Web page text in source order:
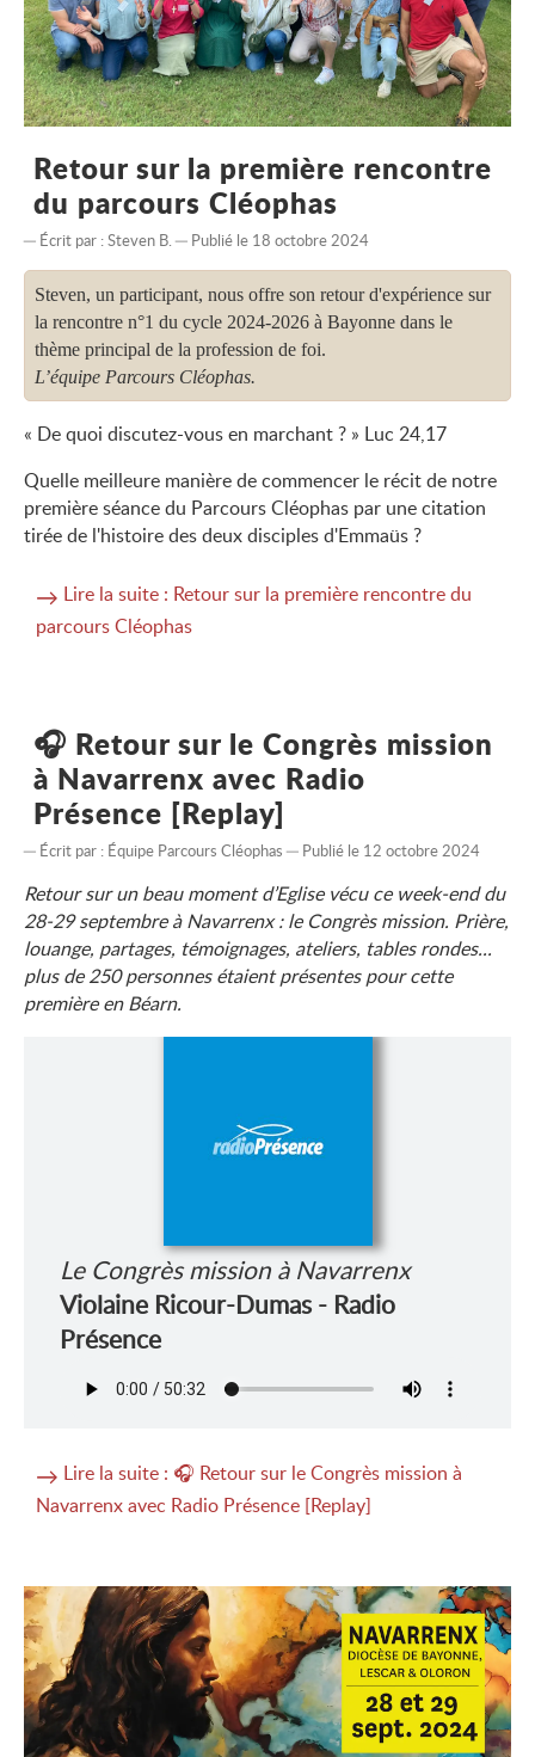
2026-2028
Retour sur la première rencontre
du parcours Cléophas
Écrit par :Steven B. Publié le 18 octobre 2024
Steven, un participant, nous offre son retour d'expérience sur
la rencontre n°1 du cycle 2024-2026 à Bayonne dans le
thème principal de la profession de foi.
L’équipe Parcours Cléophas.
« De quoi discutez-vous en marchant ? » Luc 24,17
Quelle meilleure manière de commencer le récit de notre
première séance du Parcours Cléophas par une citation
tirée de l'histoire des deux disciples d'Emmaüs ?
Lire la suite : Retour sur la première rencontre du
parcours Cléophas
🎧 Retour sur le Congrès mission
à Navarrenx avec Radio
Présence [Replay]
Écrit par : Équipe Parcours Cléophas Publié le 12 octobre 2024
Retour sur un beau moment d’Eglise vécu ce week-end du
28-29 septembre à Navarrenx : le Congrès mission. Prière,
louange, partages, témoignages, ateliers, tables rondes...
plus de 250 personnes étaient présentes pour cette
première en Béarn.
Le Congrès mission à Navarrenx
Violaine Ricour-Dumas - Radio
Présence
Lire la suite : 🎧 Retour sur le Congrès mission à
Navarrenx avec Radio Présence [Replay]